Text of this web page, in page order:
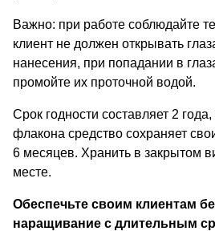
Важно: при работе соблюдайте
клиент не должен открывать
нанесения, при попадании в
промойте их проточной водой.
Срок годности составляет 2
флакона средство сохраняет
6 месяцев. Хранить в закрытом
месте.
Обеспечьте своим клиентам
наращивание с длительным